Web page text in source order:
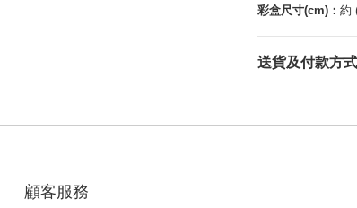
彩盒尺寸(cm)： 約
送貨及付款方式
顧客服務